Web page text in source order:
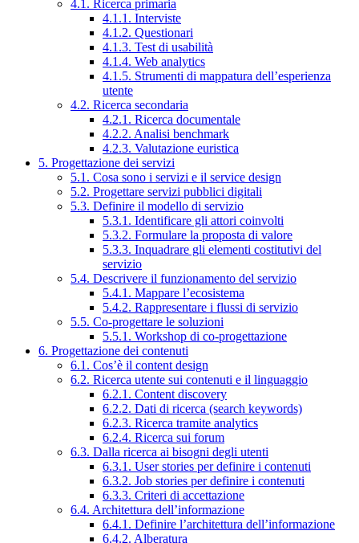
4.1. Ricerca primaria
4.1.1. Interviste
4.1.2. Questionari
4.1.3. Test di usabilità
4.1.4. Web analytics
4.1.5. Strumenti di mappatura dell’esperienza
utente
4.2. Ricerca secondaria
4.2.1. Ricerca documentale
4.2.2. Analisi benchmark
4.2.3. Valutazione euristica
5. Progettazione dei servizi
5.1. Cosa sono i servizi e il service design
5.2. Progettare servizi pubblici digitali
5.3. Definire il modello di servizio
5.3.1. Identificare gli attori coinvolti
5.3.2. Formulare la proposta di valore
5.3.3. Inquadrare gli elementi costitutivi del
servizio
5.4. Descrivere il funzionamento del servizio
5.4.1. Mappare l’ecosistema
5.4.2. Rappresentare i flussi di servizio
5.5. Co-progettare le soluzioni
5.5.1. Workshop di co-progettazione
6. Progettazione dei contenuti
6.1. Cos’è il content design
6.2. Ricerca utente sui contenuti e il linguaggio
6.2.1. Content discovery
6.2.2. Dati di ricerca (search keywords)
6.2.3. Ricerca tramite analytics
6.2.4. Ricerca sui forum
6.3. Dalla ricerca ai bisogni degli utenti
6.3.1. User stories per definire i contenuti
6.3.2. Job stories per definire i contenuti
6.3.3. Criteri di accettazione
6.4. Architettura dell’informazione
6.4.1. Definire l’architettura dell’informazione
6.4.2. Alberatura